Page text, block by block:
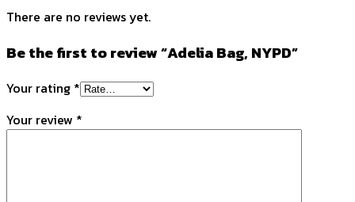
There are no reviews yet.
Be the first to review “Adelia Bag, NYPD”
Your rating *
Your review *